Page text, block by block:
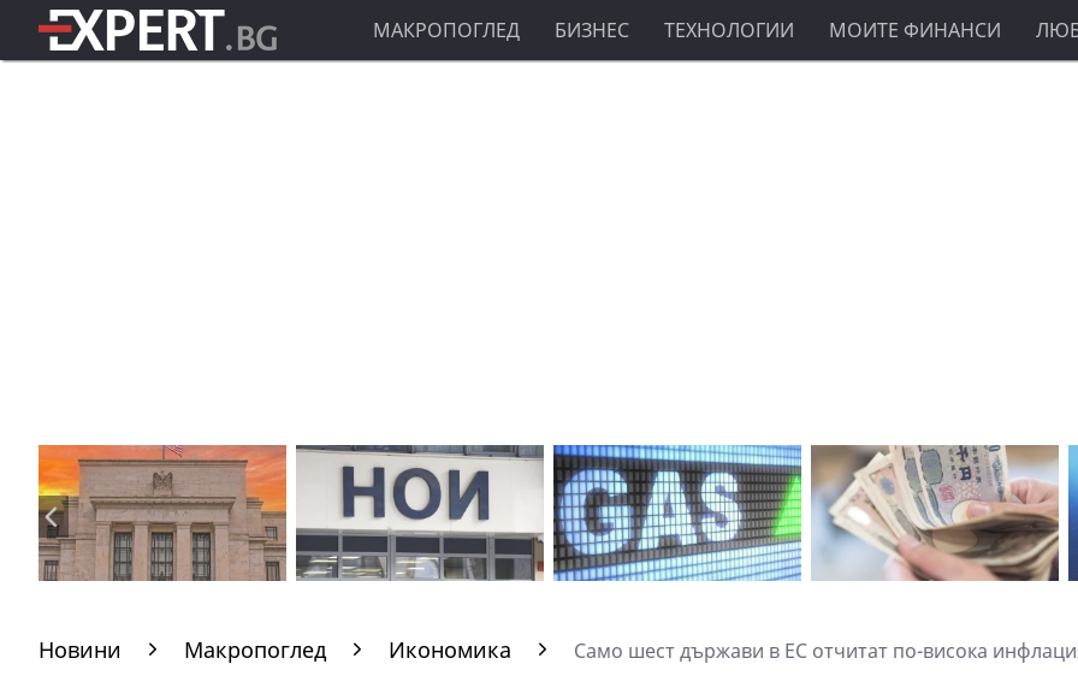
МАКРОПОГЛЕД БИЗНЕС ТЕХНОЛОГИИ МОИТЕ ФИНАНСИ
Новини Макропоглед Икономика Само шест държави в ЕС отчитат по-висока